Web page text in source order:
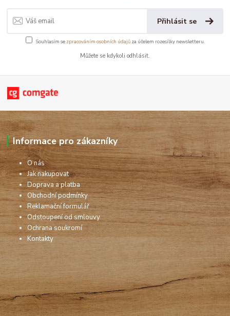
Přihlásit se
Souhlasím se zpracováním osobních údajůza účelem rozesílky newsletteru.
Můžete se kdykoli odhlásit.
Informace pro zákazníky
O nás
Jak nakupovat
Doprava a platba
Obchodní podmínky
Reklamační formulář
Odstoupení od smlouvy
Ochrana soukromí
Kontakty